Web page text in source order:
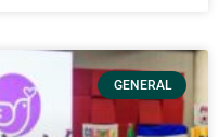
GENERAL